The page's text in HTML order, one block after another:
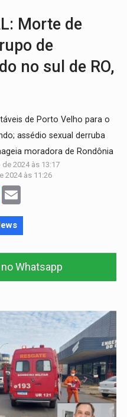
Morte de
de
no sul de RO,
de Porto Velho para o
assédio sexual derruba
moradora de Rondônia
2024 às 13:17
2024 às 11:26
Telegram
Whatsapp